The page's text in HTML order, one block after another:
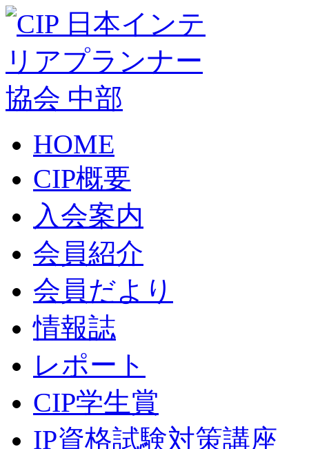
HOME
CIP概要
入会案内
会員紹介
会員だより
情報誌
レポート
CIP学生賞
IP資格試験対策講座